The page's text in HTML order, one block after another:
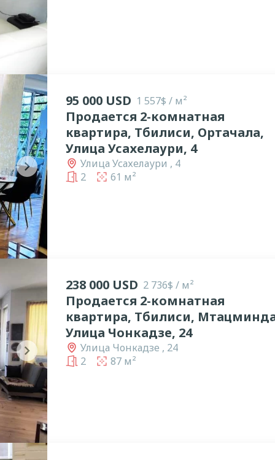
chevron_right
95 000 USD 1 557$ / м²
Продается 2-комнатная
квартира, Тбилиси, Ортачала,
Улица Усахелаури, 4
Улица Усахелаури , 4
2
61 м²
chevron_right
238 000 USD 2 736$ / м²
Продается 2-комнатная
квартира, Тбилиси,
Улица Чонкадзе, 24
Улица Чонкадзе , 24
2
87 м²